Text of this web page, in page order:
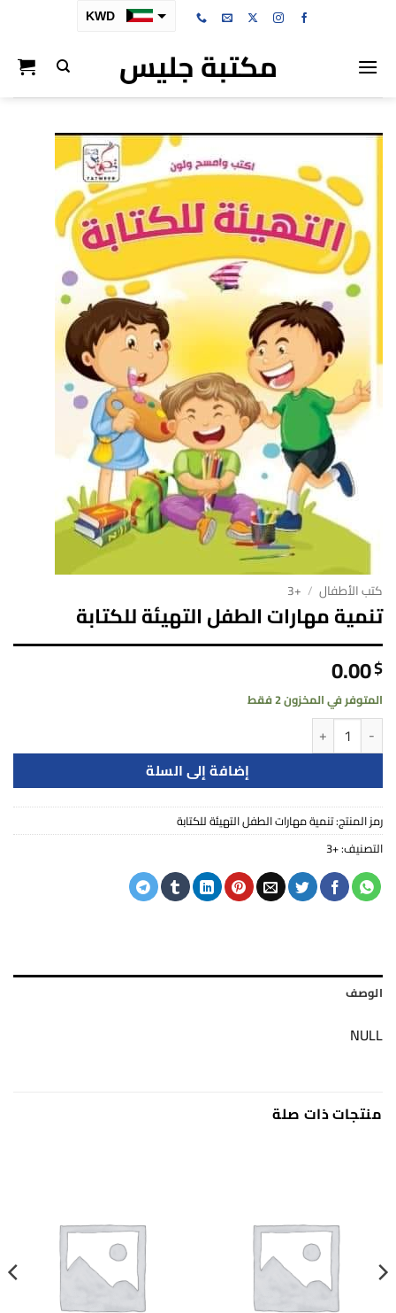
KWD
OMR
QAR
مكتبة جليس
كتب الأطفال /
+3
تنمية مهارات الطفل التهيئة للكتابة
0.00$
المتوفر في المخزون 2 فقط
كمية تنمية مهارات الطفل التهيئة للكتابة
إضافة إلى السلة
رمز المنتج:تنمية مهارات الطفل التهيئة للكتابة
التصنيف:+3
الوصف
NULL
منتجات ذات صلة